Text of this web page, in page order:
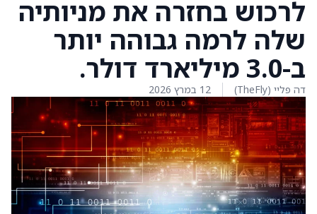
לרכוש בחזרה את מניותיה
שלה לרמה גבוהה יותר
ב-3.0 מיליארד דולר.
דה פליי (TheFly) 12 במרץ 2026